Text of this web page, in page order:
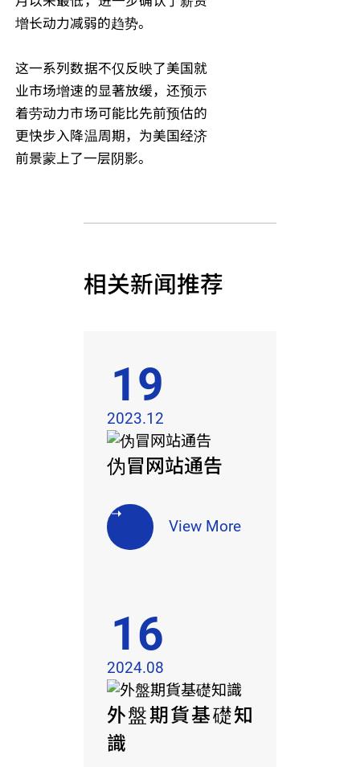
增长动力减弱的趋势。
这一系列数据不仅反映了美国就
业市场增速的显著放缓，还预示
着劳动力市场可能比先前预估的
更快步入降温周期，为美国经济
前景蒙上了一层阴影。
相关新闻推荐
伪冒网站通告
View More
19
2023.12
外盤期貨基礎知
識
16
2024.08